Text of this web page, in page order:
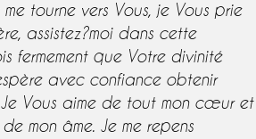
tourne vers Vous, je Vous prie
assistez?moi dans cette
fermement que Votre divinité
avec confiance obtenir
Vous aime de tout mon cœur et
mon âme. Je me repens